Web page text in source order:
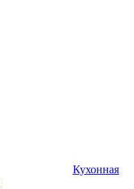
Кухонная